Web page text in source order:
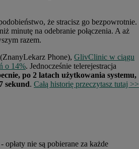
że stracisz go bezpowrotnie.
minutę na odebranie połączenia. A aż
razem.
Phone), GlivClinic w ciągu
o 14%. Jednocześnie telerejestracja
po 2 latach użytkowania systemu,
sekund. Całą historię przeczytasz tutaj >>
nie są pobierane za każde